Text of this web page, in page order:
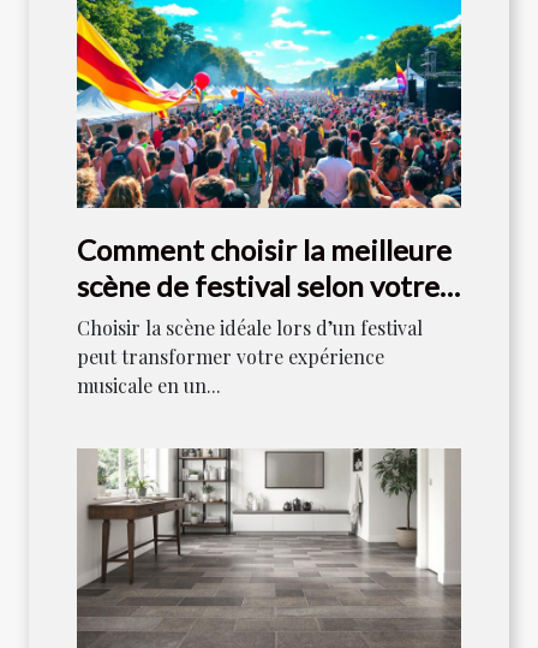
Comment choisir la meilleure
scène de festival selon votre
style musical ?
Choisir la scène idéale lors d’un festival
peut transformer votre expérience
musicale en un...